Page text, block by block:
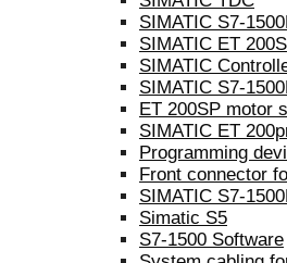
SIMATIC S7-
SIMATIC ET 200S
SIMATIC
SIMATIC S7-
ET 200SP motor
SIMATIC ET
Programming
Front connector
SIMATIC S7-
Simatic S5
S7-1500 Software